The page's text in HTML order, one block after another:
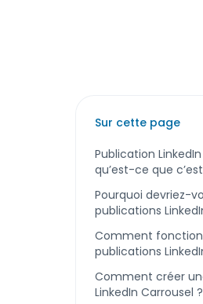
Sur cette page
Publication
qu’est-ce que
Pourquoi devriez-
publications
Comment
publications
Comment créer
LinkedIn Carrousel ?